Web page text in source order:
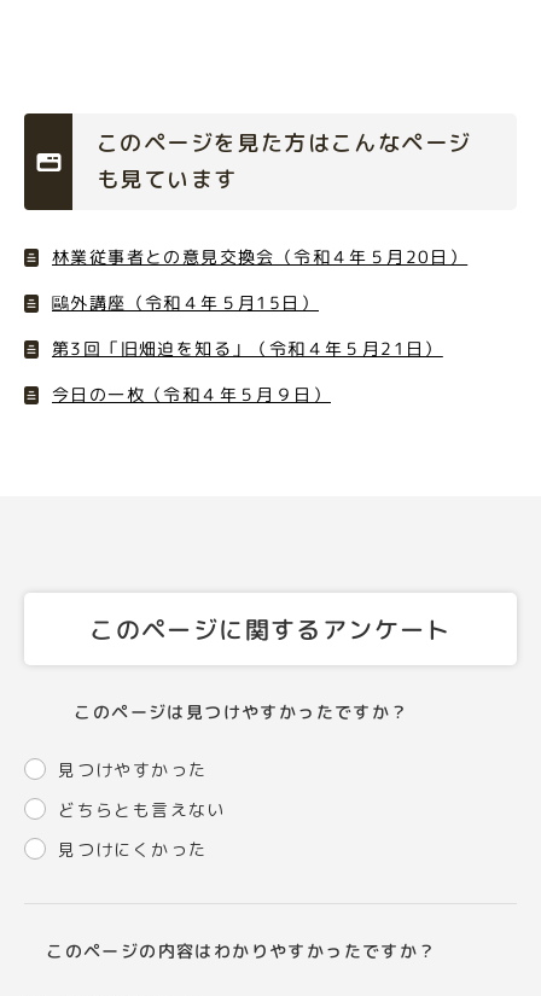
このページを見た方はこんなページ
も見ています
林業従事者との意見交換会（令和４年５月20日）
鷗外講座（令和４年５月15日）
第3回「旧畑迫を知る」（令和４年５月21日）
今日の一枚（令和４年５月９日）
このページに関するアンケート
このページは見つけやすかったですか？
見つけやすかった
どちらとも言えない
見つけにくかった
このページの内容はわかりやすかったですか？